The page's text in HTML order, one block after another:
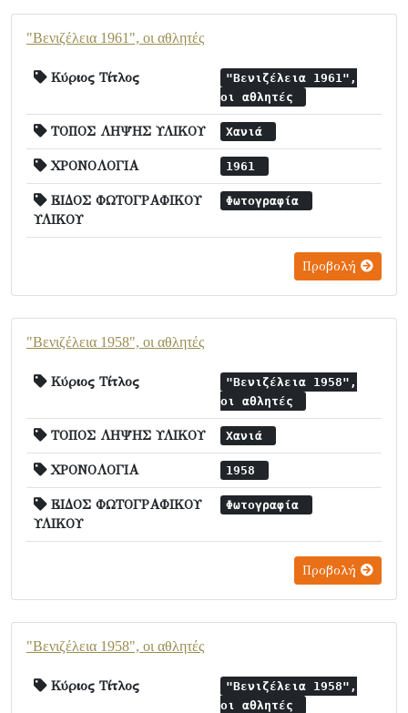
"Βενιζέλεια 1961", οι αθλητές
Κύριος Τίτλος
"Βενιζέλεια 1961",
οι αθλητές
ΤΟΠΟΣ ΛΗΨΗΣ ΥΛΙΚΟΥ Χανιά
ΧΡΟΝΟΛΟΓΙΑ 1961
ΕΙΔΟΣ ΦΩΤΟΓΡΑΦΙΚΟΥ
ΥΛΙΚΟΥ
Φωτογραφία
Προβολή
"Βενιζέλεια 1958", οι αθλητές
Κύριος Τίτλος
"Βενιζέλεια 1958",
οι αθλητές
ΤΟΠΟΣ ΛΗΨΗΣ ΥΛΙΚΟΥ Χανιά
ΧΡΟΝΟΛΟΓΙΑ 1958
ΕΙΔΟΣ ΦΩΤΟΓΡΑΦΙΚΟΥ
ΥΛΙΚΟΥ
Φωτογραφία
Προβολή
"Βενιζέλεια 1958", οι αθλητές
Κύριος Τίτλος
"Βενιζέλεια 1958",
οι αθλητές